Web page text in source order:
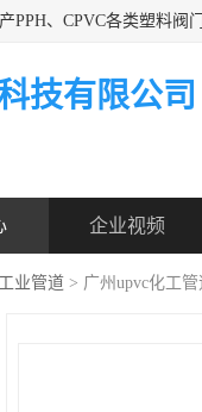
技有限公司
企业视频
业管道 > 广州upvc化工